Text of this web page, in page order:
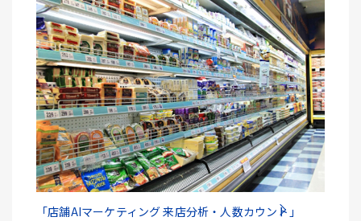
「店舗AIマーケティング 来店分析・人数カウント」